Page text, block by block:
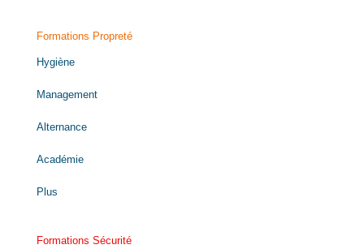
Formations Propreté
Hygiène
Management
Alternance
Académie
Plus
Formations Sécurité